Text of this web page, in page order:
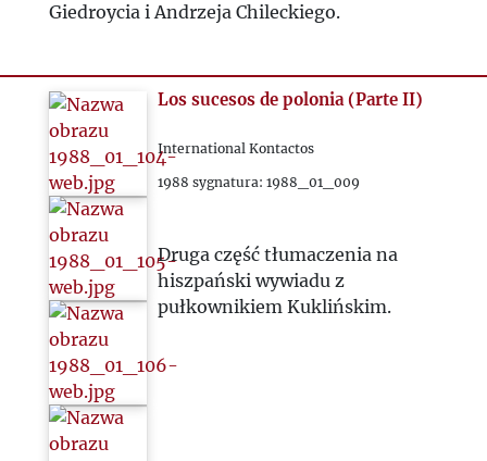
Giedroycia i Andrzeja Chileckiego.
Los sucesos de polonia (Parte II)
International Kontactos
1988 sygnatura: 1988_01_009
Druga część tłumaczenia na
hiszpański wywiadu z
pułkownikiem Kuklińskim.